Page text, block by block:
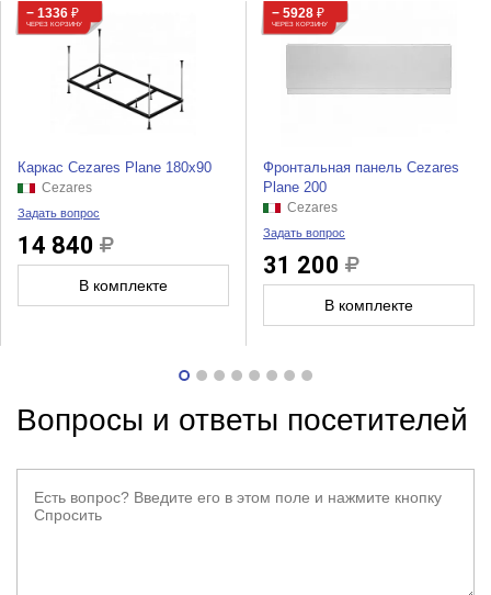
− 1336 ₽
ЧЕРЕЗ КОРЗИНУ
Каркас Cezares Plane 180x90
Cezares
Задать вопрос
14 840
В комплекте
− 5928 ₽
ЧЕРЕЗ КОРЗИНУ
Фронтальная панель Cezares
Plane 200
Cezares
Задать вопрос
31 200
В комплекте
Вопросы и ответы посетителей